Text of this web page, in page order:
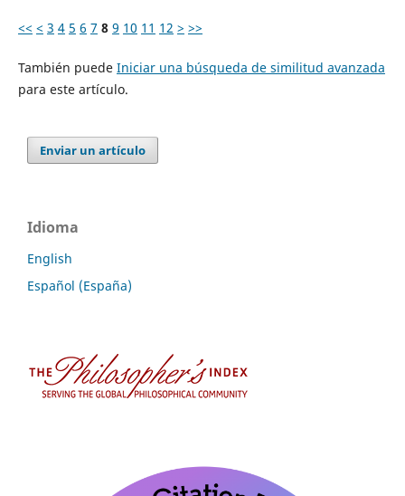
<< < 3 4 5 6 7 8 9 10 11 12 > >>
También puede Iniciar una búsqueda de similitud avanzada
para este artículo.
Enviar un artículo
Idioma
English
Español (España)